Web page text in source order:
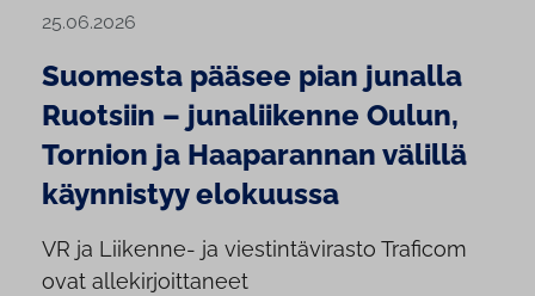
25.06.2026
Suomesta pääsee pian junalla
Ruotsiin – junaliikenne Oulun,
Tornion ja Haaparannan välillä
käynnistyy elokuussa
VR ja Liikenne- ja viestintävirasto Traficom
ovat allekirjoittaneet